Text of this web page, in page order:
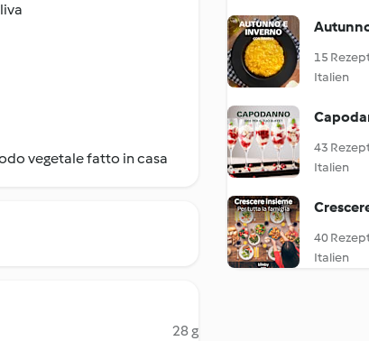
vegetale fatto in casa
28 g
15
Italien
43
Italien
40
Italien